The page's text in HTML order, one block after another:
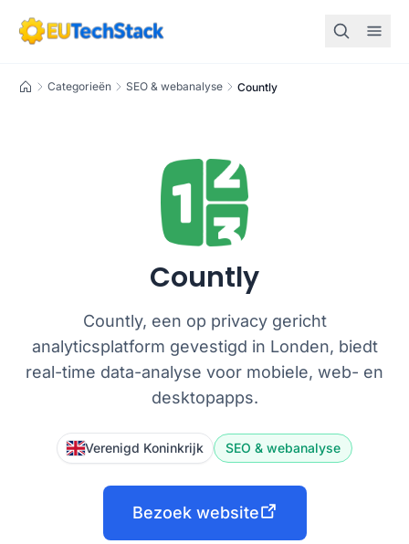
HomeCategorieën SEO & webanalyse Countly
Countly
Countly, een op privacy gericht
analyticsplatform gevestigd in Londen, biedt
real-time data-analyse voor mobiele, web- en
desktopapps.
Verenigd Koninkrijk SEO & webanalyse
Bezoek website